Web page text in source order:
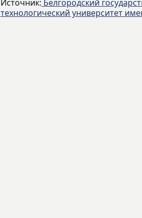
Источник: Белгородский
технологический университет